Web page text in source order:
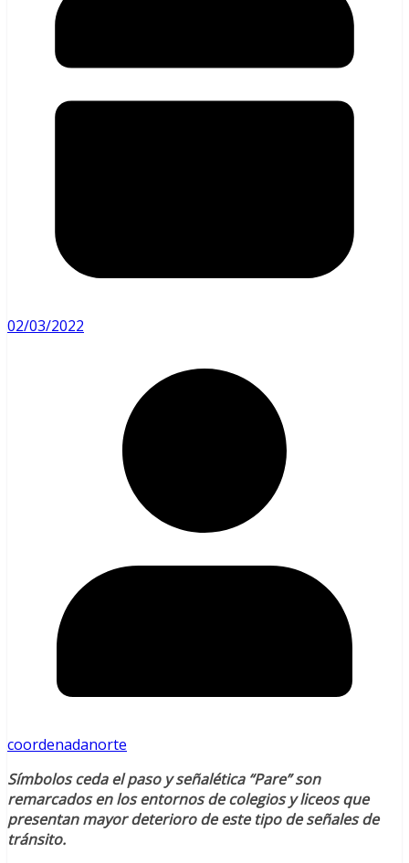
02/03/2022
coordenadanorte
Símbolos ceda el paso y señalética “Pare” son
remarcados en los entornos de colegios y liceos que
presentan mayor deterioro de este tipo de señales de
tránsito.